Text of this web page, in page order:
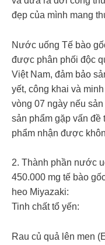
đẹp của mình mang
Nước uống Tế bào
được phân phối độc
Việt Nam, đảm bảo
yết, công khai và
vòng 07 ngày nếu
sản phẩm gặp vấn đề
phẩm nhận được
2. Thành phần nước
450.000 mg tế bào
heo Miyazaki:
Tinh chất tổ yến:
Rau củ quả lên men